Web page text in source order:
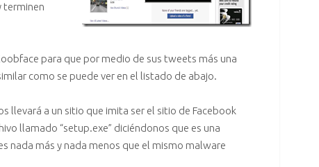
terminen
para que por medio de sus tweets más una
como se puede ver en el listado de abajo.
llevará a un sitio que imita ser el sitio de Facebook
llamado “setup.exe” diciéndonos que es una
nada más y nada menos que el mismo malware